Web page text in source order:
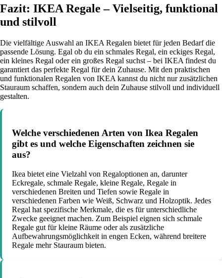
Fazit: IKEA Regale – Vielseitig, funktional
und stilvoll
Die vielfältige Auswahl an IKEA Regalen bietet für jeden Bedarf die
passende Lösung. Egal ob du ein schmales Regal, ein eckiges Regal,
ein kleines Regal oder ein großes Regal suchst – bei IKEA findest du
garantiert das perfekte Regal für dein Zuhause. Mit den praktischen
und funktionalen Regalen von IKEA kannst du nicht nur zusätzlichen
Stauraum schaffen, sondern auch dein Zuhause stilvoll und individuell
gestalten.
Welche verschiedenen Arten von Ikea Regalen
gibt es und welche Eigenschaften zeichnen sie
aus?
Ikea bietet eine Vielzahl von Regaloptionen an, darunter
Eckregale, schmale Regale, kleine Regale, Regale in
verschiedenen Breiten und Tiefen sowie Regale in
verschiedenen Farben wie Weiß, Schwarz und Holzoptik. Jedes
Regal hat spezifische Merkmale, die es für unterschiedliche
Zwecke geeignet machen. Zum Beispiel eignen sich schmale
Regale gut für kleine Räume oder als zusätzliche
Aufbewahrungsmöglichkeit in engen Ecken, während breitere
Regale mehr Stauraum bieten.